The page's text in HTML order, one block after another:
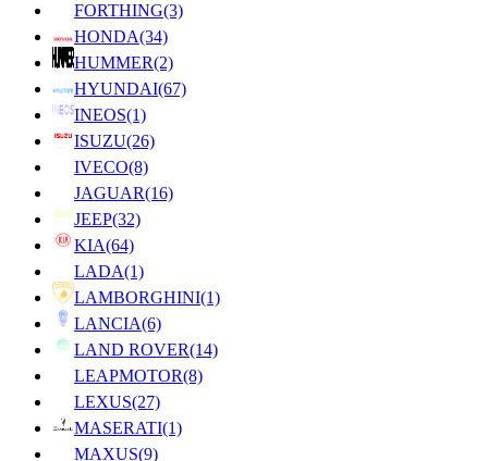
FORTHING(3)
HONDA(34)
HUMMER(2)
HYUNDAI(67)
INEOS(1)
ISUZU(26)
IVECO(8)
JAGUAR(16)
JEEP(32)
KIA(64)
LADA(1)
LAMBORGHINI(1)
LANCIA(6)
LAND ROVER(14)
LEAPMOTOR(8)
LEXUS(27)
MASERATI(1)
MAXUS(9)